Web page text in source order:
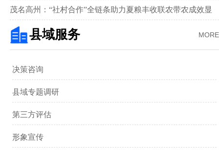
茂名高州：“社村合作”全链条助力夏粮丰收联农带农成效显
著‌
MORE
县域服务
决策咨询
县域专题调研
第三方评估
形象宣传